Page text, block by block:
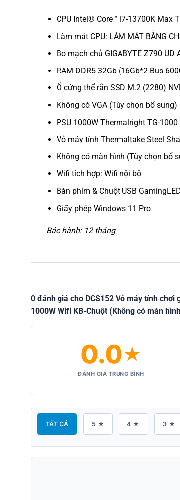
CPU Intel® Core™ i7-13700K Max
Làm mát CPU: LÀM MÁT BẰNG
Bo mạch chủ GIGABYTE Z790 UD
RAM DDR5 32Gb (16Gb*2 Bus
Ổ cứng thể rắn SSD M.2 (2280)
Không có VGA (Tùy chọn bổ sung)
PSU 1000W Thermalright TG-
Vỏ máy tính Thermaltake Steel
Không có màn hình (Tùy chọn bổ
Wifi tích hợp: Wifi nội bộ
Bàn phím & Chuột USB
Giấy phép Windows 11 Pro
Bảo hành: 12 tháng
0 đánh giá cho DCS152 Vỏ máy tính chơi
1000W Wifi KB-Chuột (Không có màn
0.0★
ĐÁNH GIÁ TRUNG BÌNH
TẤT CẢ 5 ★ 4 ★ 3 ★